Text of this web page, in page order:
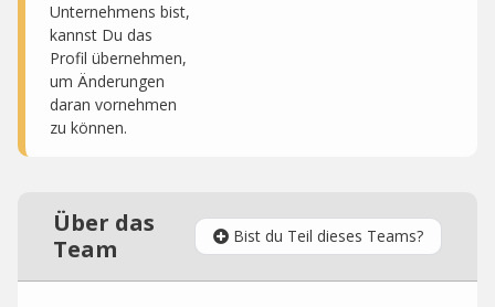
Unternehmens bist,
kannst Du das
Profil übernehmen,
um Änderungen
daran vornehmen
zu können.
Über das
Team
Bist du Teil dieses Teams?